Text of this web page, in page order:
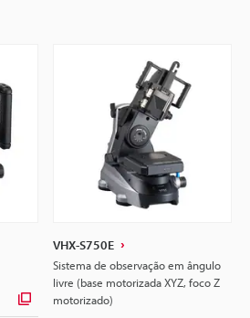
VHX-S750E
Sistema de observação em ângulo
livre (base motorizada XYZ, foco Z
motorizado)